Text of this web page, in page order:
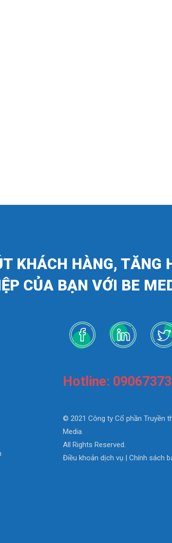
KHÁCH HÀNG, TĂNG
CỦA BẠN VỚI BE
Hotline:
© 2021 Công ty Cổ phần Truyền
Media.
All Rights Reserved.
Điều khoản dịch vụ| Chính sách